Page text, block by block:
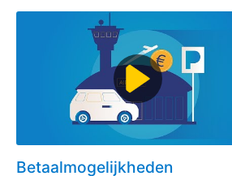
Betaalmogelijkheden